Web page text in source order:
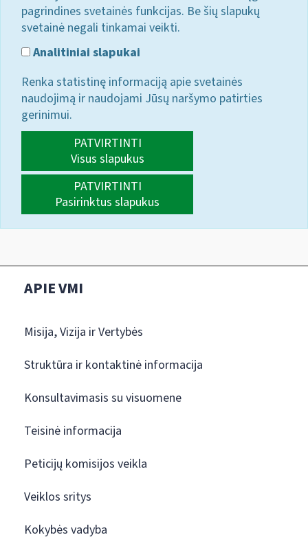
pagrindines svetainės funkcijas. Be šių slapukų
svetainė negali tinkamai veikti.
Analitiniai slapukai
Renka statistinę informaciją apie svetainės
naudojimą ir naudojami Jūsų naršymo patirties
gerinimui.
PATVIRTINTI
Visus slapukus
PATVIRTINTI
Pasirinktus slapukus
APIE VMI
Misija, Vizija ir Vertybės
Struktūra ir kontaktinė informacija
Konsultavimasis su visuomene
Teisinė informacija
Peticijų komisijos veikla
Veiklos sritys
Kokybės vadyba